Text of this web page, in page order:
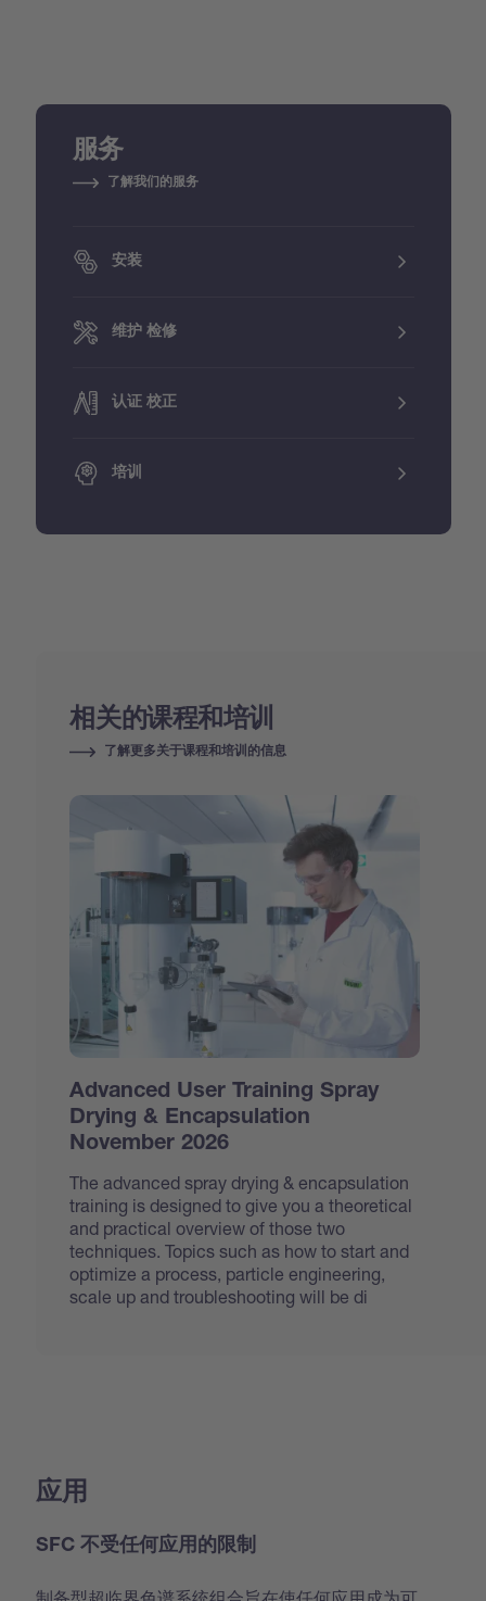
服务
了解我们的服务
安装
维护 检修
认证 校正
培训
相关的课程和培训
了解更多关于课程和培训的信息
Advanced User Training Spray
Drying & Encapsulation
November 2026
The advanced spray drying & encapsulation
training is designed to give you a theoretical
and practical overview of those two
techniques. Topics such as how to start and
optimize a process, particle engineering,
scale up and troubleshooting will be di
应用
SFC 不受任何应用的限制
制备型超临界色谱系统组合旨在使任何应用成为可